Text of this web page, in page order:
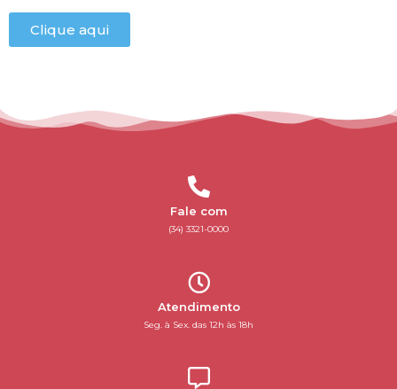
Clique aqui
Fale com
(34) 3321-0000
Atendimento
Seg. à Sex. das 12h às 18h